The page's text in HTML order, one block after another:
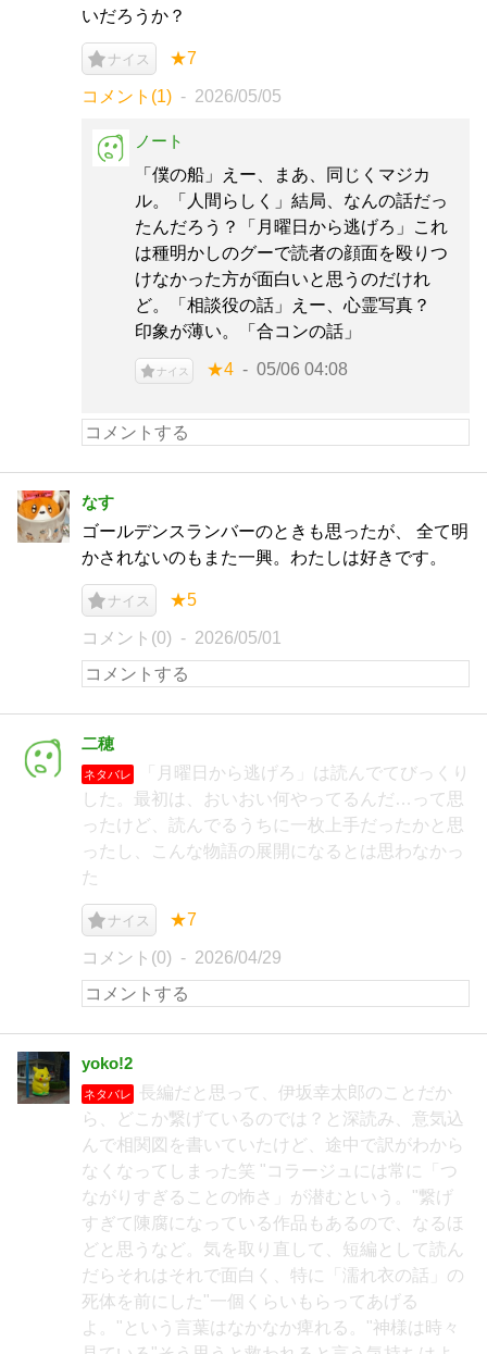
いだろうか？
ナイス ★7
コメント(1) 2026/05/05
ノート
「僕の船」えー、まあ、同じくマジカ
ル。「人間らしく」結局、なんの話だっ
たんだろう？「月曜日から逃げろ」これ
は種明かしのグーで読者の顔面を殴りつ
けなかった方が面白いと思うのだけれ
ど。「相談役の話」えー、心霊写真？
印象が薄い。「合コンの話」
ナイス ★4 05/06 04:08
なす
ゴールデンスランバーのときも思ったが、 全て明
かされないのもまた一興。わたしは好きです。
ナイス ★5
コメント(0) 2026/05/01
二穂
ネタバレ
「月曜日から逃げろ」は読んでてびっくり
した。最初は、おいおい何やってるんだ…って思
ったけど、読んでるうちに一枚上手だったかと思
ったし、こんな物語の展開になるとは思わなかっ
た
ナイス ★7
コメント(0) 2026/04/29
yoko!2
ネタバレ
長編だと思って、伊坂幸太郎のことだか
ら、どこか繋げているのでは？と深読み、意気込
んで相関図を書いていたけど、途中で訳がわから
なくなってしまった笑 "コラージュには常に「つ
ながりすぎることの怖さ」が潜むという。"繋げ
すぎて陳腐になっている作品もあるので、なるほ
どと思うなど。気を取り直して、短編として読ん
だらそれはそれで面白く、特に「濡れ衣の話」の
死体を前にした"一個くらいもらってあげる
よ。"という言葉はなかなか痺れる。"神様は時々